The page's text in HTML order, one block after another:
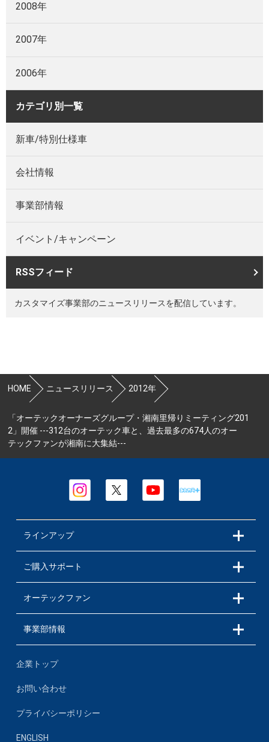
2008年
2007年
2006年
カテゴリ別一覧
新車/特別仕様車
会社情報
事業部情報
イベント/キャンペーン
RSSフィード
カスタマイズ事業部のニュースリリースを配信しています。
HOME ニュースリリース 2012年
「オーテックオーナーズグループ・湘南里帰りミーティング201
2」開催 ---312台のオーテック車と、過去最多の674人のオー
テックファンが湘南に大集結---
ラインアップ
ご購入サポート
オーテックファン
事業部情報
企業トップ
お問い合わせ
プライバシーポリシー
ENGLISH